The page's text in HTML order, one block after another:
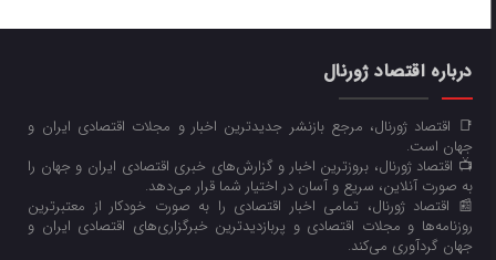
درباره اقتصاد ژورنال
📑 اقتصاد ژورنال، مرجع بازنشر جدیدترین اخبار و مجلات اقتصادی ایران و
جهان است.
📺 اقتصاد ژورنال، بروزترین اخبار و گزارش‌های خبری اقتصادی ایران و جهان را
به صورت آنلاین، سریع و آسان در اختیار شما قرار می‌‌دهد.
📰 اقتصاد ژورنال، تمامی اخبار اقتصادی را به صورت خودکار از معتبرترین
روزنامه‌ها و مجلات اقتصادی و پربازدیدترین خبرگزاری‌های اقتصادی ایران و
جهان گردآوری می‌کند.